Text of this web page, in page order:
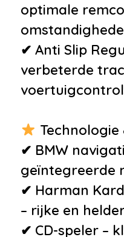
optimale
✔ Anti Slip
verbeterde
✔ BMW
geïntegreerde
✔ Harman
– rijke en
✔ CD-speler –